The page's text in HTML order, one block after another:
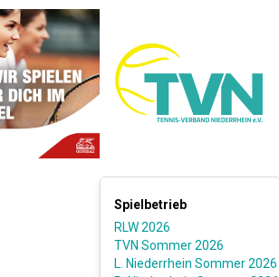
Spielbetrieb
RLW 2026
TVN Sommer 2026
L. Niederrhein Sommer 2026